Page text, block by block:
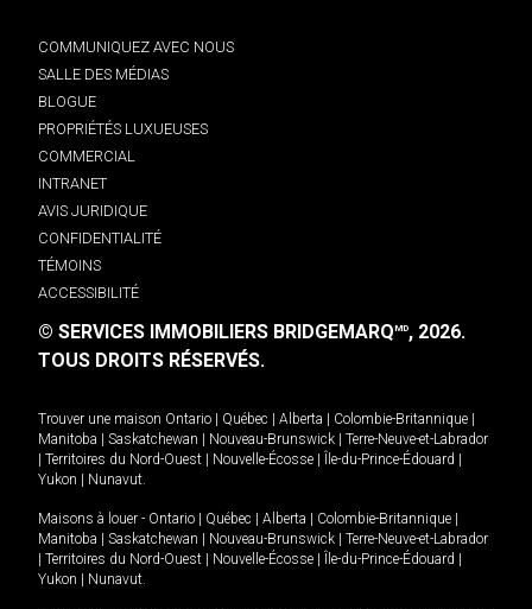
COMMUNIQUEZ AVEC NOUS
SALLE DES MÉDIAS
BLOGUE
PROPRIÉTÉS LUXUEUSES
COMMERCIAL
INTRANET
AVIS JURIDIQUE
CONFIDENTIALITÉ
TÉMOINS
ACCESSIBILITÉ
© SERVICES IMMOBILIERS BRIDGEMARQMD, 2026.
TOUS DROITS RÉSERVÉS.
Trouver une maison Ontario Québec Alberta Colombie-Britannique
Manitoba
Saskatchewan Nouveau-Brunswick
Terre-Neuve-et-Labrador
Territoires du Nord-Ouest Nouvelle-Écosse Île-du-Prince-Édouard
Yukon
Nunavut.
Maisons à louer - Ontario Québec Alberta Colombie-Britannique
Manitoba
Saskatchewan Nouveau-Brunswick
Terre-Neuve-et-Labrador
Territoires du Nord-Ouest Nouvelle-Écosse Île-du-Prince-Édouard
Yukon
Nunavut.